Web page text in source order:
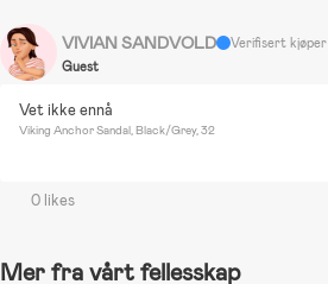
VIVIAN SANDVOLD
Verifisert kjøper
Guest
Vet ikke ennå
Viking Anchor Sandal, Black/Grey, 32
0 likes
Mer fra vårt fellesskap